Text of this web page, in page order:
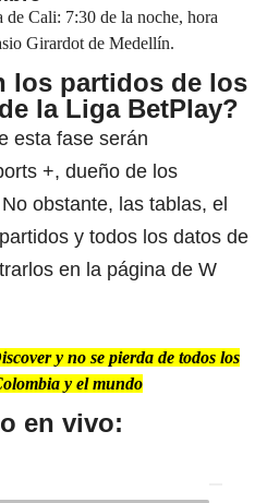
de Cali: 7:30 de la noche, hora
Girardot de Medellín.
los partidos de los
la Liga BetPlay?
esta fase serán
+, dueño de los
obstante, las tablas, el
y todos los datos de
en la página de W
y no se pierda de todos los
y el mundo
en vivo: